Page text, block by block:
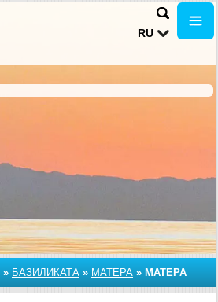
RU
» БАЗИЛИКАТА » МАТЕРА » МАТЕРА